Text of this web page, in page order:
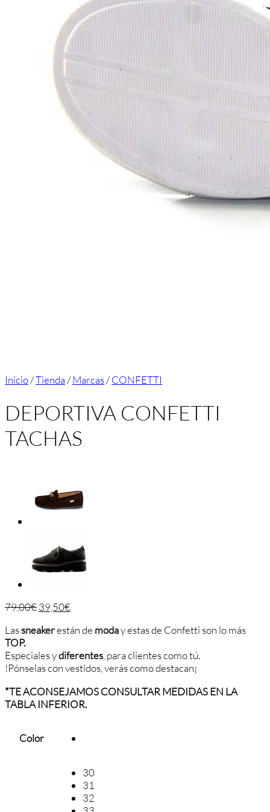
Inicio/Tienda/Marcas/CONFETTI
DEPORTIVA CONFETTI
TACHAS
79,00€39,50€
Lassneakerestán de moday estas de Confetti son lo más
TOP.
Especiales ydiferentes, para clientes como tú.
!Pónselas con vestidos, verás como destacan¡
*TE ACONSEJAMOS CONSULTAR MEDIDAS EN LA
TABLA INFERIOR.
Color
30
31
32